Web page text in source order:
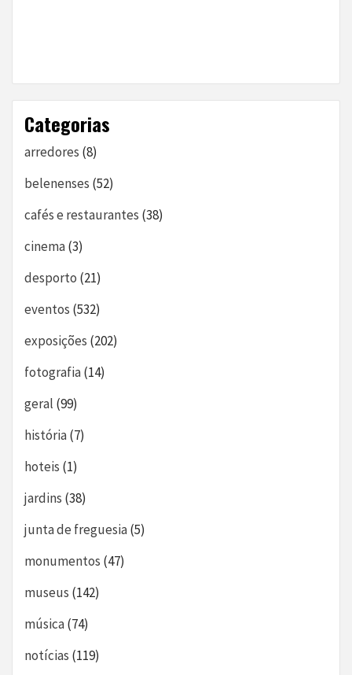
Categorias
arredores (8)
belenenses (52)
cafés e restaurantes (38)
cinema(3)
desporto (21)
eventos (532)
exposições (202)
fotografia(14)
geral (99)
história(7)
hoteis (1)
jardins (38)
junta de freguesia(5)
monumentos (47)
museus (142)
música(74)
notícias (119)